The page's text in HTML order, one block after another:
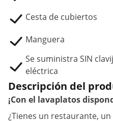
Cesta de cubiertos
Manguera
Se suministra SIN
eléctrica
Descripción del
¡Con el lavaplatos
¿Tienes un restaurante,